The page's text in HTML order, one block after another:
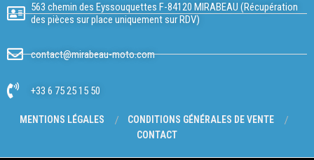
563 chemin des Eyssouquettes F-84120 MIRABEAU (Récupération
des pièces sur place uniquement sur RDV)
contact@mirabeau-moto.com
+33 6 75 25 15 50
MENTIONS LÉGALES
CONDITIONS GÉNÉRALES DE VENTE
CONTACT